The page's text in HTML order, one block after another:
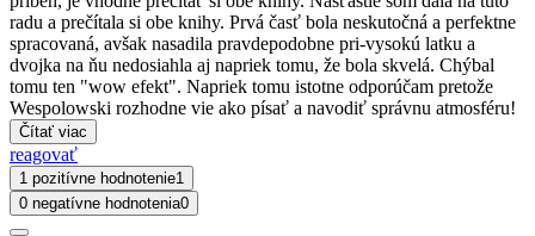
radu a prečítala si obe knihy. Prvá časť bola neskutočná a perfektne
spracovaná, avšak nasadila pravdepodobne pri-vysokú latku a
dvojka na ňu nedosiahla aj napriek tomu, že bola skvelá. Chýbal
tomu ten "wow efekt". Napriek tomu istotne odporúčam pretože
Wespolowski rozhodne vie ako písať a navodiť správnu atmosféru!
Čítať viac
reagovať
1 pozitívne hodnotenie1
0 negatívne hodnotenia0